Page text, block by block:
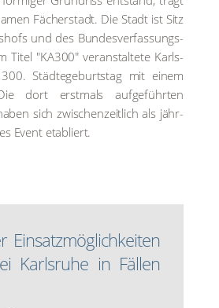
Fächer­stadt. Die Stadt ist Sitz
und des Bun­des­ver­fas­sungs­
Titel "KA300" ver­an­stal­te­te Karls­
Städ­te­ge­burts­tag mit einem
dort erst­mals auf­ge­führ­ten
sich zwi­schen­zeit­lich als jähr­
Event eta­bliert.
Ein­satz­mög­lich­kei­ten
Karls­ru­he in Fäl­len